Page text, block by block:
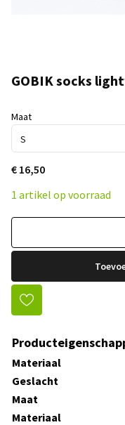
GOBIK socks
Maat
€ 16,50
1 artikel op voorraad
Materiaal
Geslacht
Maat
Materiaal